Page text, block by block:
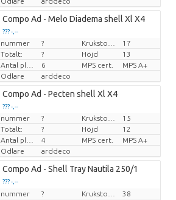
Compo Ad - Melo Diadema shell Xl X4
??? -,--
Pris per enhet
nummer ?
17
Totalt:
? Höjd
13
6 MPS cert.
MPS A+
Odlare
arddeco
Compo Ad - Pecten shell Xl X4
??? -,--
Pris per enhet
nummer ?
15
Totalt:
? Höjd
12
4 MPS cert.
MPS A+
Odlare
arddeco
Compo Ad - Shell Tray Nautila 250/1
??? -,--
Pris per enhet
nummer ?
38